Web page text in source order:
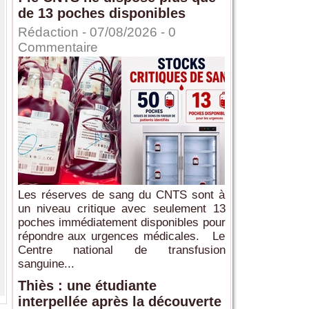
de 13 poches disponibles
Rédaction - 07/08/2026 - 0
Commentaire
Les réserves de sang du CNTS sont à
un niveau critique avec seulement 13
poches immédiatement disponibles pour
répondre aux urgences médicales. Le
Centre national de transfusion
sanguine...
Thiès : une étudiante
interpellée après la découverte